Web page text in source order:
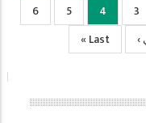
الصفحة
3
Current
page
4 الصفحة
5 الصفحة
6
›
Last
page
Last »